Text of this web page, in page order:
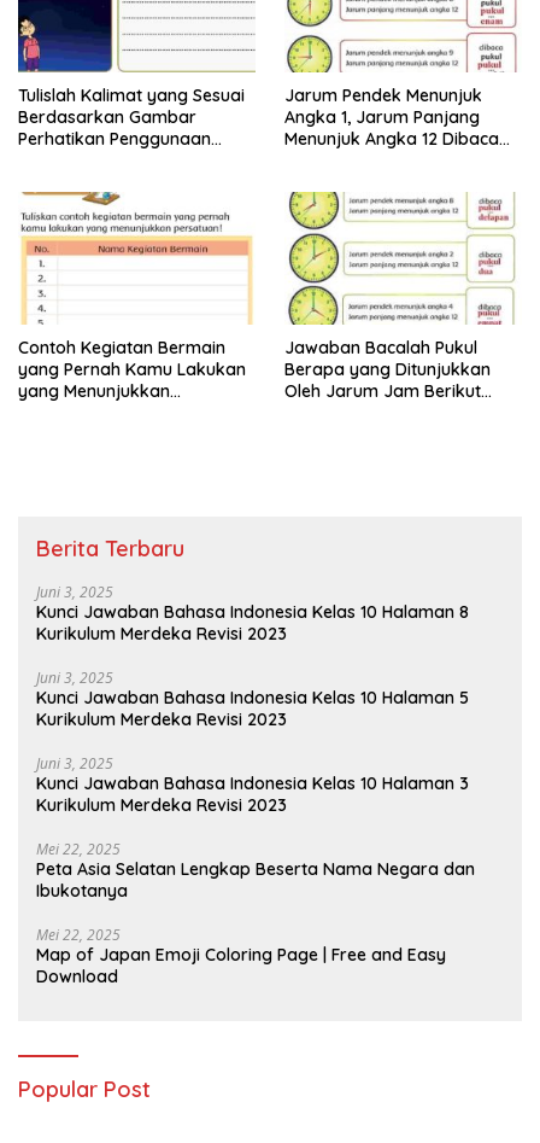
Tulislah Kalimat yang Sesuai
Berdasarkan Gambar
Perhatikan Penggunaan
Halaman 28 29
Jarum Pendek Menunjuk
Angka 1, Jarum Panjang
Menunjuk Angka 12 Dibaca
Contoh Kegiatan Bermain
yang Pernah Kamu Lakukan
yang Menunjukkan
Jawaban Bacalah Pukul
Berapa yang Ditunjukkan
Oleh Jarum Jam Berikut
Berita Terbaru
Juni 3, 2025
Kunci Jawaban Bahasa Indonesia Kelas 10 Halaman 8
Kurikulum Merdeka Revisi 2023
Juni 3, 2025
Kunci Jawaban Bahasa Indonesia Kelas 10 Halaman 5
Kurikulum Merdeka Revisi 2023
Juni 3, 2025
Kunci Jawaban Bahasa Indonesia Kelas 10 Halaman 3
Kurikulum Merdeka Revisi 2023
Mei 22, 2025
Peta Asia Selatan Lengkap Beserta Nama Negara dan
Ibukotanya
Mei 22, 2025
Map of Japan Emoji Coloring Page | Free and Easy
Download
Popular Post